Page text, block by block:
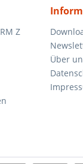
Z
Über